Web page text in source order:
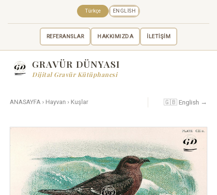
REFERANSLAR HAKKIMIZDA İLETİŞİM
Türkçe ENGLISH
GRAVÜR DÜNYASI
Dijital Gravür Kütüphanesi
ANASAYFA › Hayvan › Kuşlar 🇬🇧 English →